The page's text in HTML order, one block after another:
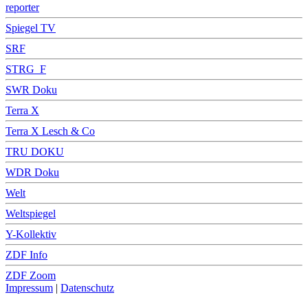
reporter
Spiegel TV
SRF
STRG_F
SWR Doku
Terra X
Terra X Lesch & Co
TRU DOKU
WDR Doku
Welt
Weltspiegel
Y-Kollektiv
ZDF Info
ZDF Zoom
Impressum | Datenschutz